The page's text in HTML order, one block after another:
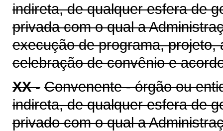
indireta, de qualquer esfera de
privada com o qual a
execução de programa,
celebração de convênio e
XX - Convenente - órgão ou
indireta, de qualquer esfera de
privado com o qual a